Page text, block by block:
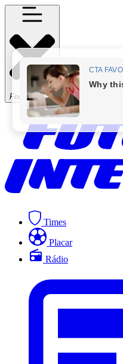
Fechar Menu
Times
Placar
Rádio